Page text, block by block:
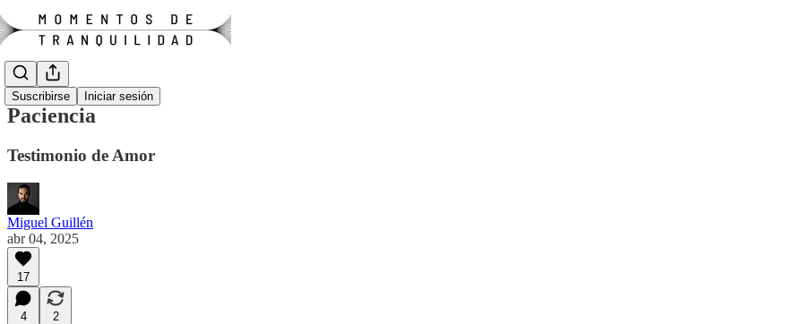
Suscribirse Iniciar sesión
Paciencia
Testimonio de Amor
Miguel Guillén
abr 04, 2025
17
4
2